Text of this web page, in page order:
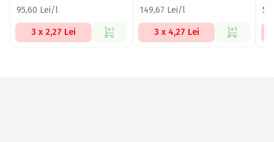
95,60 Lei/l
3 x 2,27 Lei
149,67 Lei/l
3 x 4,27 Lei